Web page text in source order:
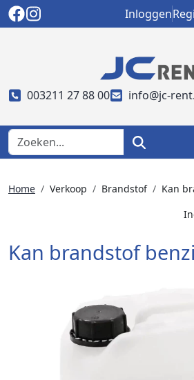
Inloggen
003211 27 88 00 info@jc-
Home Verkoop Brandstof
Kan
Kan brandstof